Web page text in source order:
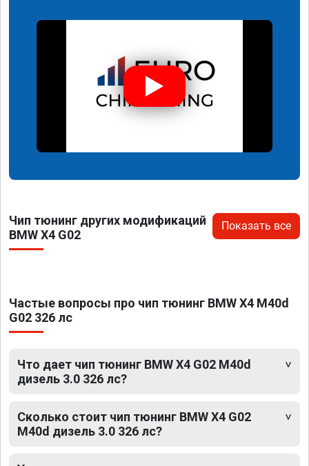
Чип тюнинг других модификаций
BMW X4 G02
Показать все
Частые вопросы про чип тюнинг BMW X4 M40d
G02 326 лс
Что дает чип тюнинг BMW X4 G02 M40d
дизель 3.0 326 лс?
Сколько стоит чип тюнинг BMW X4 G02
M40d дизель 3.0 326 лс?